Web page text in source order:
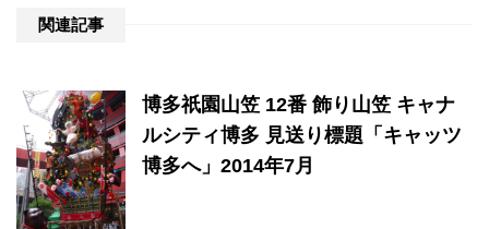
関連記事
博多祇園山笠 12番 飾り山笠 キャナ
ルシティ博多 見送り標題「キャッツ
博多へ」2014年7月